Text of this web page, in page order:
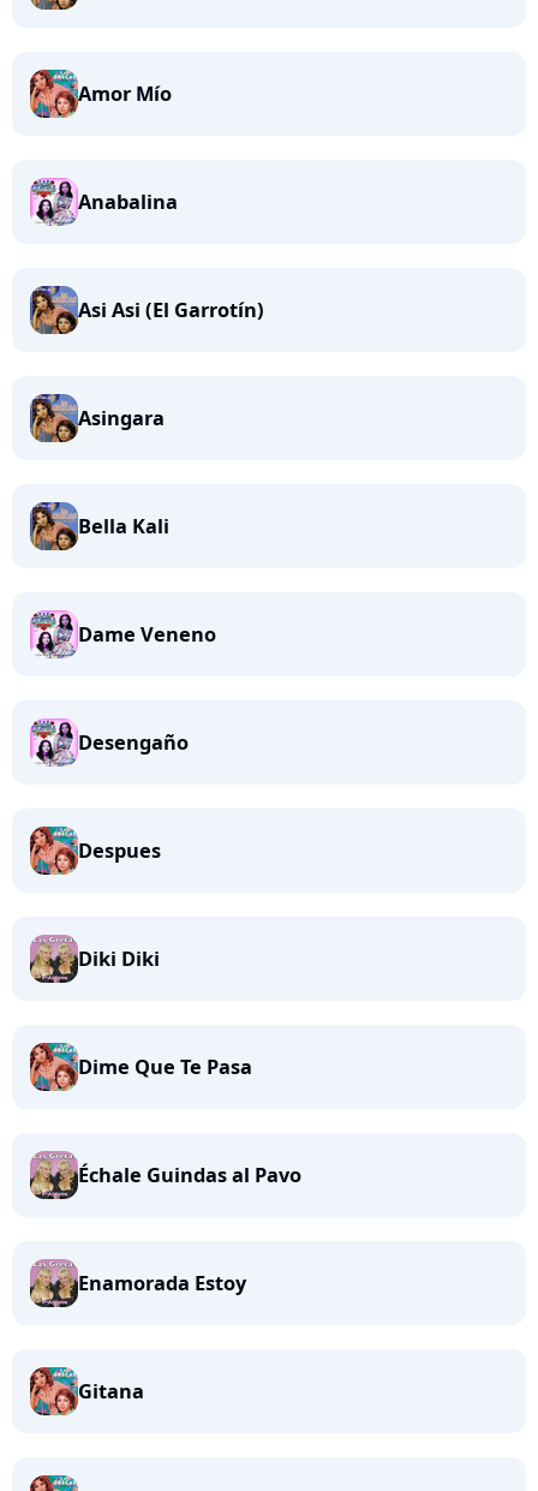
Amor Mío
Anabalina
Asi Asi (El Garrotín)
Asingara
Bella Kali
Dame Veneno
Desengaño
Despues
Diki Diki
Dime Que Te Pasa
Échale Guindas al Pavo
Enamorada Estoy
Gitana